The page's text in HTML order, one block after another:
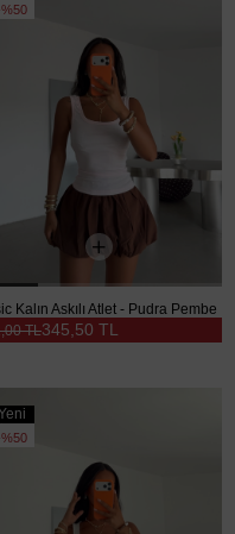
Ürün
%50
Kalın Askılı Atlet - Pudra Pembe
345,50 TL
TL
Ürün
%50